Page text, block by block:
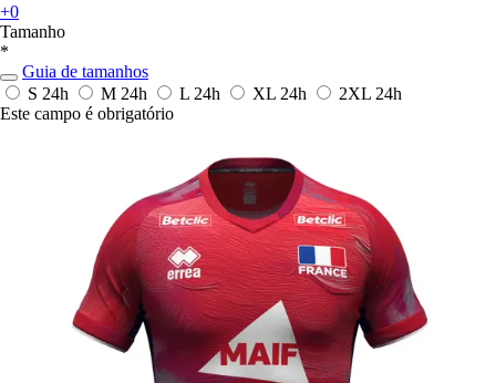
+0
Tamanho
*
Guia de tamanhos
S 24h M 24h L 24h XL 24h 2XL 24h
Este campo é obrigatório